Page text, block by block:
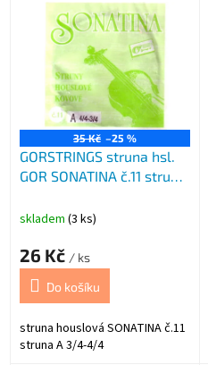
35 Kč –25 %
GORSTRINGS struna hsl.
GOR SONATINA č.11 struna
skladem (3 ks)
26 Kč / ks
Do košíku
struna houslová SONATINA č.11
struna A 3/4-4/4